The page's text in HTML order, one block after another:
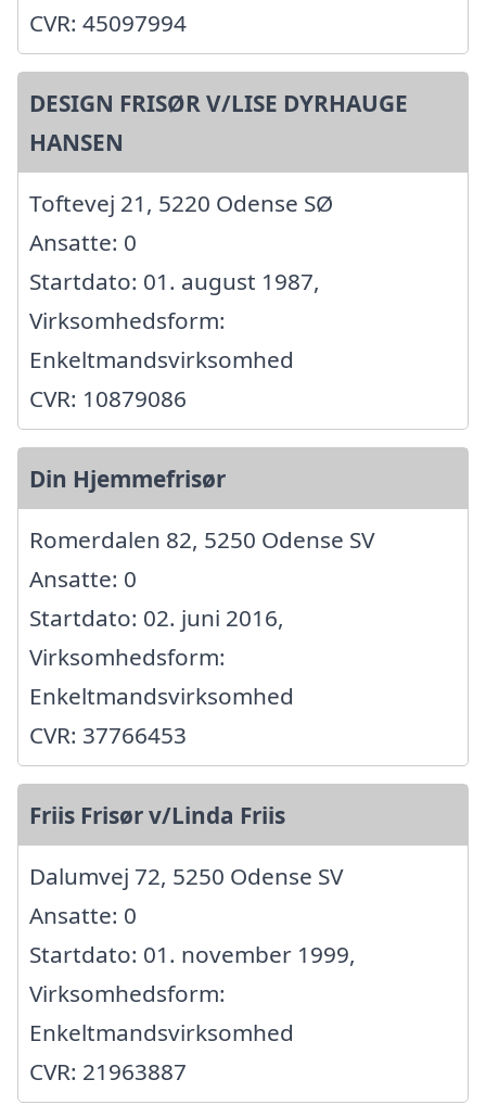
CVR: 45097994
DESIGN FRISØR V/LISE DYRHAUGE
HANSEN
Toftevej 21, 5220 Odense SØ
Ansatte: 0
Startdato: 01. august 1987,
Virksomhedsform:
Enkeltmandsvirksomhed
CVR: 10879086
Din Hjemmefrisør
Romerdalen 82, 5250 Odense SV
Ansatte: 0
Startdato: 02. juni 2016,
Virksomhedsform:
Enkeltmandsvirksomhed
CVR: 37766453
Friis Frisør v/Linda Friis
Dalumvej 72, 5250 Odense SV
Ansatte: 0
Startdato: 01. november 1999,
Virksomhedsform:
Enkeltmandsvirksomhed
CVR: 21963887